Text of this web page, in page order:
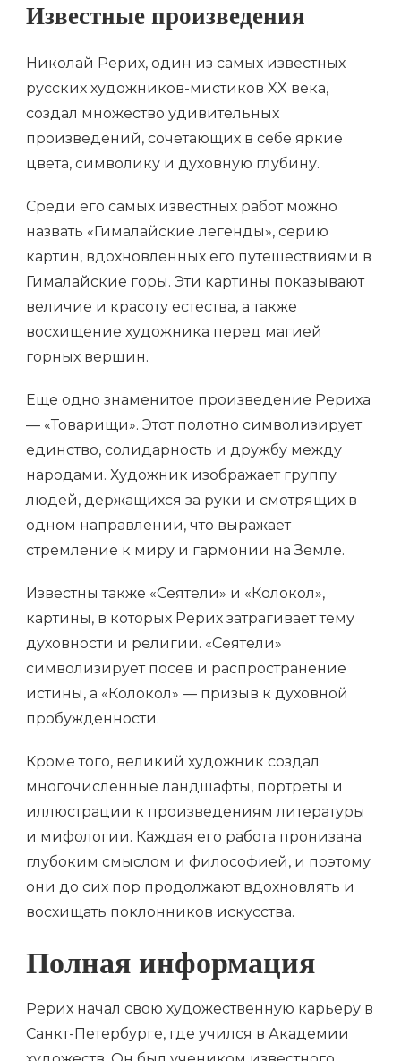
Известные произведения
Николай Рерих, один из самых известных
русских художников-мистиков XX века,
создал множество удивительных
произведений, сочетающих в себе яркие
цвета, символику и духовную глубину.
Среди его самых известных работ можно
назвать «Гималайские легенды», серию
картин, вдохновленных его путешествиями в
Гималайские горы. Эти картины показывают
величие и красоту естества, а также
восхищение художника перед магией
горных вершин.
Еще одно знаменитое произведение Рериха
— «Товарищи». Этот полотно символизирует
единство, солидарность и дружбу между
народами. Художник изображает группу
людей, держащихся за руки и смотрящих в
одном направлении, что выражает
стремление к миру и гармонии на Земле.
Известны также «Сеятели» и «Колокол»,
картины, в которых Рерих затрагивает тему
духовности и религии. «Сеятели»
символизирует посев и распространение
истины, а «Колокол» — призыв к духовной
пробужденности.
Кроме того, великий художник создал
многочисленные ландшафты, портреты и
иллюстрации к произведениям литературы
и мифологии. Каждая его работа пронизана
глубоким смыслом и философией, и поэтому
они до сих пор продолжают вдохновлять и
восхищать поклонников искусства.
Полная информация
Рерих начал свою художественную карьеру в
Санкт-Петербурге, где учился в Академии